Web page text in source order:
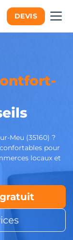
DEVIS
Meu (35160) ?
pour
locaux et